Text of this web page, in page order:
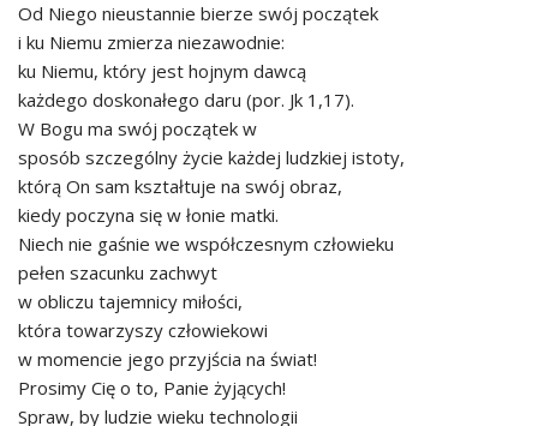
Od Niego nieustannie bierze swój początek
i ku Niemu zmierza niezawodnie:
ku Niemu, który jest hojnym dawcą
każdego doskonałego daru (por. Jk 1,17).
W Bogu ma swój początek w
sposób szczególny życie każdej ludzkiej istoty,
którą On sam kształtuje na swój obraz,
kiedy poczyna się w łonie matki.
Niech nie gaśnie we współczesnym człowieku
pełen szacunku zachwyt
w obliczu tajemnicy miłości,
która towarzyszy człowiekowi
w momencie jego przyjścia na świat!
Prosimy Cię o to, Panie żyjących!
Spraw, by ludzie wieku technologii